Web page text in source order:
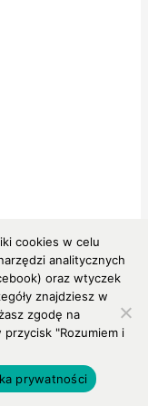
cookies w celu
analitycznych
oraz wtyczek
znajdziesz w
zgodę na
"Rozumiem i
prywatności